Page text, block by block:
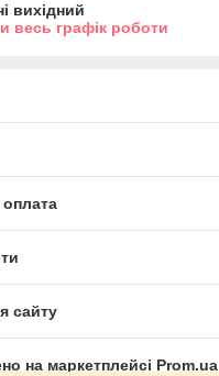
вихідний
весь графік роботи
сайту
на маркетплейсі Prom.ua